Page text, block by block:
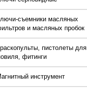
съемники масляных
и масляных пробок
пистолеты для
фитинги
инструмент